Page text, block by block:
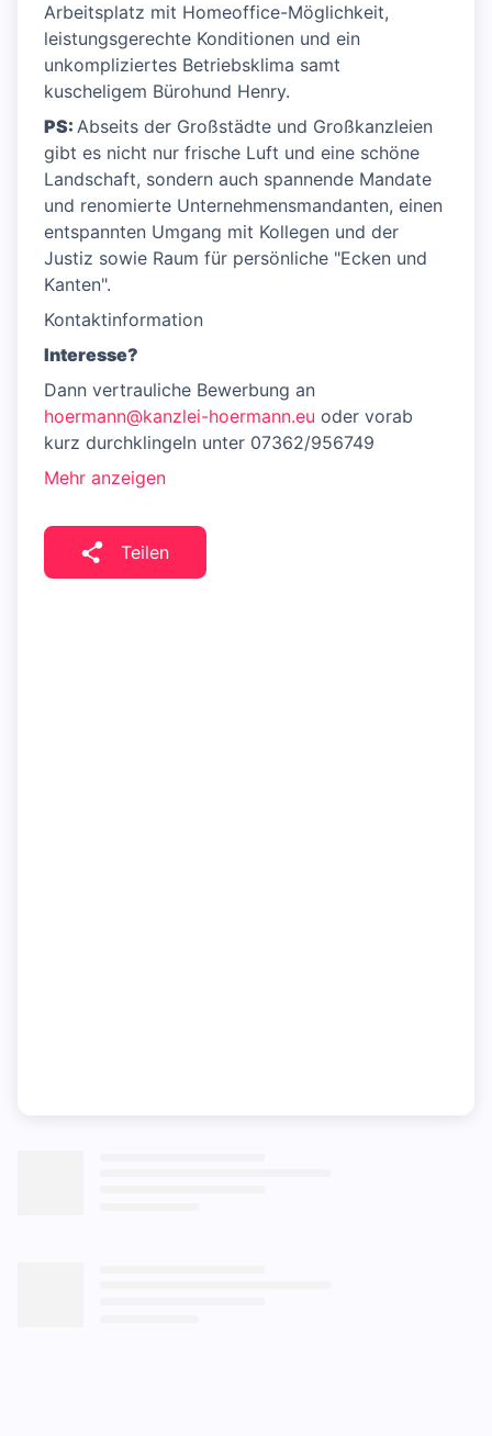
Arbeitsplatz mit Homeoffice-Möglichkeit,
leistungsgerechte Konditionen und ein
unkompliziertes Betriebsklima samt
kuscheligem Bürohund Henry.
PS: Abseits der Großstädte und Großkanzleien
gibt es nicht nur frische Luft und eine schöne
Landschaft, sondern auch spannende Mandate
und renomierte Unternehmensmandanten, einen
entspannten Umgang mit Kollegen und der
Justiz sowie Raum für persönliche "Ecken und
Kanten".
Kontaktinformation
Interesse?
Dann vertrauliche Bewerbung an
hoermann@kanzlei-hoermann.eu oder vorab
kurz durchklingeln unter 07362/956749
Mehr anzeigen
Teilen